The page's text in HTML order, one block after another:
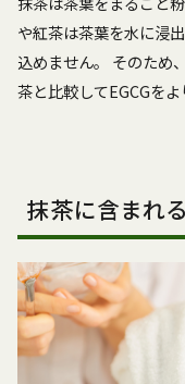
や紅茶は茶葉を水に浸
込めません。 そのため
茶と比較してEGCGを
抹茶に含まれ